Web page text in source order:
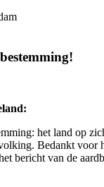
het land op
Bedankt voor
bericht van de